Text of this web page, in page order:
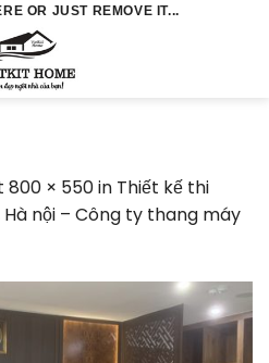
OR JUST REMOVE IT...
800 × 550in Thiết kế thi
nội – Công ty thang máy